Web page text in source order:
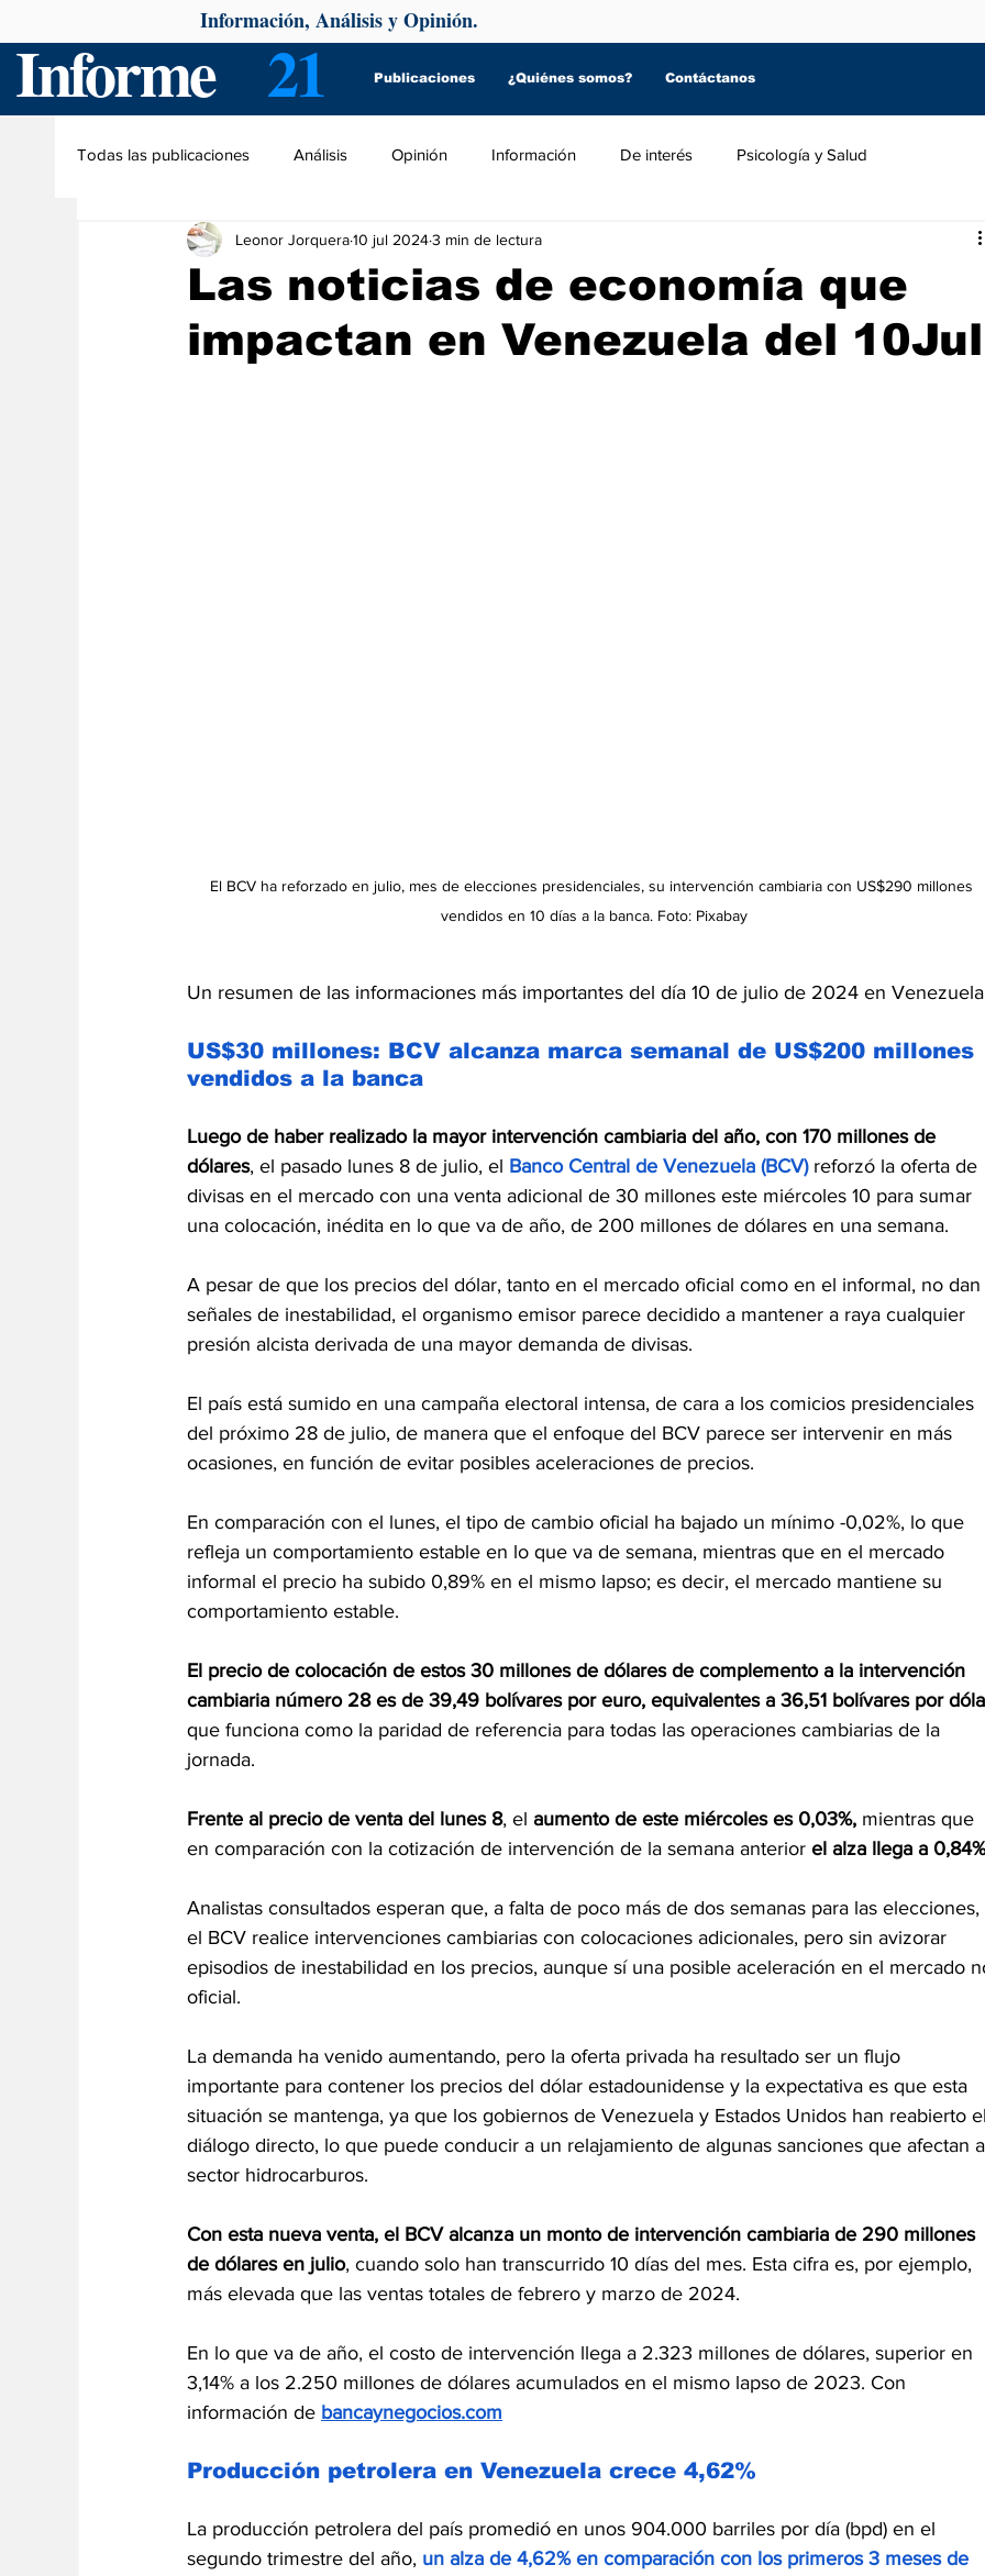
Informe 21 Publicaciones ¿Quiénes somos? Contáctanos
Información, Análisis y Opinión.
Todas las publicaciones Análisis Opinión Información De interés Psicología y Salud
Las noticias de economía que
impactan en Venezuela del 10Jul
Leonor Jorquera10 jul 20243 min de lectura
El BCV ha reforzado en julio, mes de elecciones presidenciales, su intervención cambiaria con US$290 millones
vendidos en 10 días a la banca. Foto: Pixabay
Un resumen de las informaciones más importantes del día 10 de julio de 2024 en
US$30 millones: BCV alcanza marca semanal de US$200 millones
vendidos a la banca
Luego de haber realizado la mayor intervención cambiaria del año, con 170 millones de
dólares, el pasado lunes 8 de julio, el Banco Central de Venezuela (BCV) reforzó la oferta de
divisas en el mercado con una venta adicional de 30 millones este miércoles 10 para sumar
una colocación, inédita en lo que va de año, de 200 millones de dólares en una semana.
A pesar de que los precios del dólar, tanto en el mercado oficial como en el informal, no dan
señales de inestabilidad, el organismo emisor parece decidido a mantener a raya cualquier
presión alcista derivada de una mayor demanda de divisas.
El país está sumido en una campaña electoral intensa, de cara a los comicios presidenciales
del próximo 28 de julio, de manera que el enfoque del BCV parece ser intervenir en más
ocasiones, en función de evitar posibles aceleraciones de precios.
En comparación con el lunes, el tipo de cambio oficial ha bajado un mínimo -0,02%, lo que
refleja un comportamiento estable en lo que va de semana, mientras que en el mercado
informal el precio ha subido 0,89% en el mismo lapso; es decir, el mercado mantiene su
comportamiento estable.
El precio de colocación de estos 30 millones de dólares de complemento a la intervención
cambiaria número 28 es de 39,49 bolívares por euro, equivalentes a 36,51 bolívares por
que funciona como la paridad de referencia para todas las operaciones cambiarias de la
jornada.
Frente al precio de venta del lunes 8, el aumento de este miércoles es 0,03%, mientras que
en comparación con la cotización de intervención de la semana anterior el alza llega a
Analistas consultados esperan que, a falta de poco más de dos semanas para las elecciones,
el BCV realice intervenciones cambiarias con colocaciones adicionales, pero sin avizorar
episodios de inestabilidad en los precios, aunque sí una posible aceleración en el mercado
oficial.
La demanda ha venido aumentando, pero la oferta privada ha resultado ser un flujo
importante para contener los precios del dólar estadounidense y la expectativa es que esta
situación se mantenga, ya que los gobiernos de Venezuela y Estados Unidos han reabierto
diálogo directo, lo que puede conducir a un relajamiento de algunas sanciones que afectan
sector hidrocarburos.
Con esta nueva venta, el BCV alcanza un monto de intervención cambiaria de 290 millones
de dólares en julio, cuando solo han transcurrido 10 días del mes. Esta cifra es, por ejemplo,
más elevada que las ventas totales de febrero y marzo de 2024.
En lo que va de año, el costo de intervención llega a 2.323 millones de dólares, superior en
3,14% a los 2.250 millones de dólares acumulados en el mismo lapso de 2023. Con
información de bancaynegocios.com
Producción petrolera en Venezuela crece 4,62%
La producción petrolera del país promedió en unos 904.000 barriles por día (bpd) en el
segundo trimestre del año, un alza de 4,62% en comparación con los primeros 3 meses de